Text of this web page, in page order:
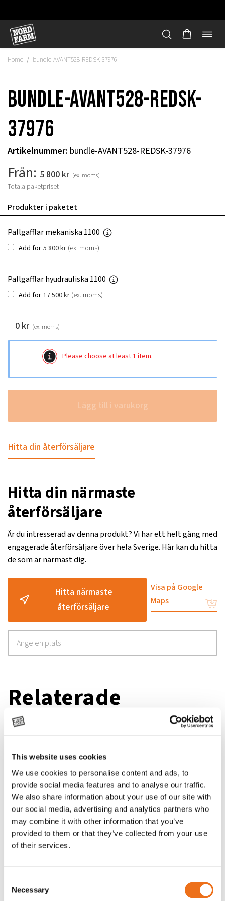
This website uses cookies
We use cookies to personalise content and ads, to
provide social media features and to analyse our traffic.
We also share information about your use of our site with
our social media, advertising and analytics partners who
may combine it with other information that you’ve
provided to them or that they’ve collected from your use
of their services.
Selection
Necessary
Hoppa
innehåll
Home / bundle-AVANT528-REDSK-37976
bundle-AVANT528-REDSK-
37976
Artikelnummer: bundle-AVANT528-REDSK-37976
Från: 5 800 kr (ex. moms)
Totala paketpriset
Produkter i paketet
Pallgafflar mekaniska 1100
Add for 5 800kr (ex. moms)
Pallgafflar hyudrauliska 1100
Add for 17 500kr (ex. moms)
0 kr (ex. moms)
Please choose at least 1 item.
Lägg till i varukorg
Hitta din återförsäljare
Hitta din närmaste
återförsäljare
Är du intresserad av denna produkt? Vi har ett helt gäng med
engagerade återförsäljare över hela Sverige. Här kan du hitta
de som är närmast dig.
Hitta närmaste
återförsäljare
Visa på Google
Maps
Relaterade
produkter
Lägg till i varukorg
Kolvstång Rotor, komplett med slagor